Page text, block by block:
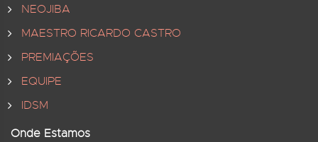
NEOJIBA
MAESTRO RICARDO CASTRO
PREMIAÇÕES
EQUIPE
IDSM
Onde Estamos